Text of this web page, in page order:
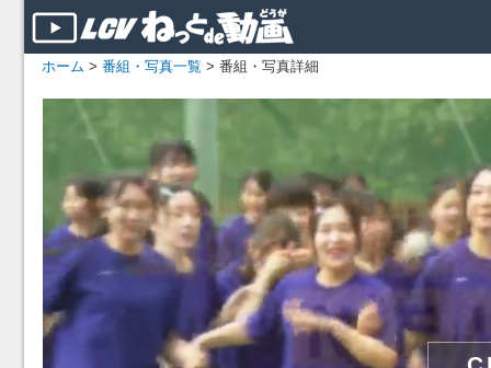
ホーム > 番組・写真一覧 > 番組・写真詳細